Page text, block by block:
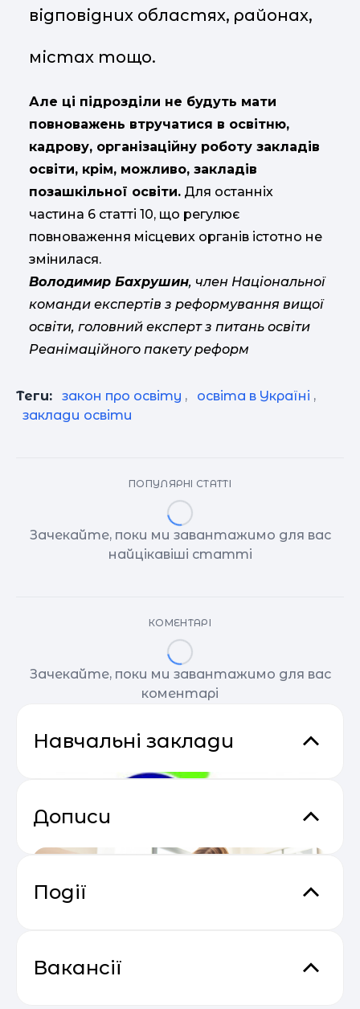
відповідних областях, районах,
містах тощо.
Але ці підрозділи не будуть мати
повноважень втручатися в освітню,
кадрову, організаційну роботу закладів
освіти, крім, можливо, закладів
позашкільної освіти. Для останніх
частина 6 статті 10, що регулює
повноваження місцевих органів істотно не
змінилася.
Володимир Бахрушин, член Національної
команди експертів з реформування вищої
освіти, головний експерт з питань освіти
Реанімаційного пакету реформ
Теги: закон про освіту , освіта в Україні ,
заклади освіти
ПОПУЛЯРНІ СТАТТІ
Зачекайте, поки ми завантажимо для вас
найцікавіші статті
КОМЕНТАРІ
Зачекайте, поки ми завантажимо для вас
коментарі
Навчальні заклади
Дописи
Події
Маркетинг”
Вакансії